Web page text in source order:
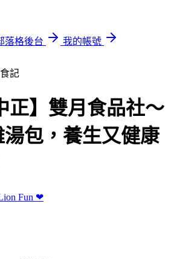
落格後台
我的帳號
記
】雙月食品社～
包，養生又健康
Fun ❤